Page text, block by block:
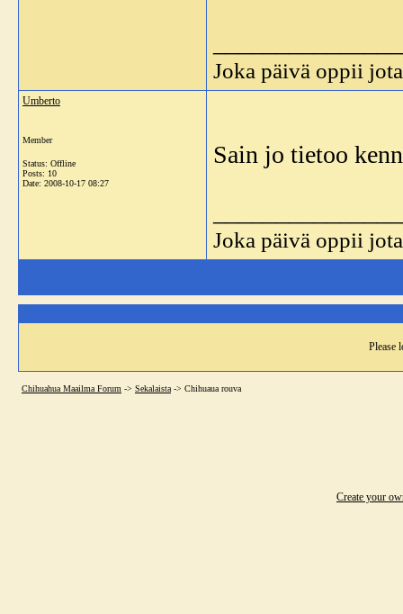
Joka päivä oppii
Umberto
Member
Status: Offline
Posts: 10
Date: 2008-10-17 08:27
Sain jo tietoo
Joka päivä oppii
Please
Chihuahua Maailma Forum -> Sekalaista -> Chihuaua rouva
Create your